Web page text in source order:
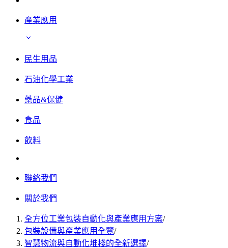
產業應用
民生用品
石油化學工業
藥品&保健
食品
飲料
聯絡我們
關於我們
全方位工業包裝自動化與產業應用方案/
包裝設備與產業應用全覽/
智慧物流與自動化堆棧的全新選擇/